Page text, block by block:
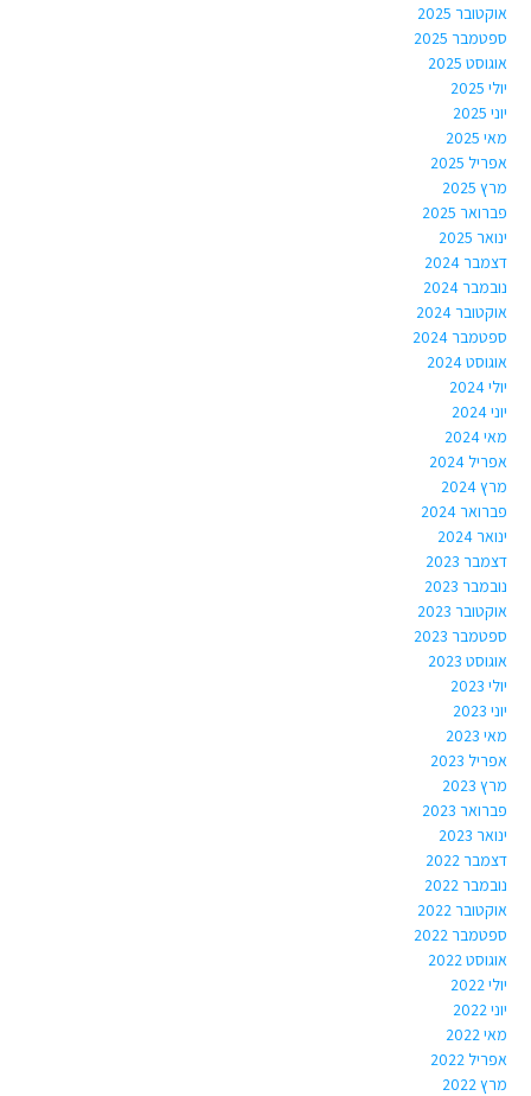
אוקטובר 2025
ספטמבר 2025
אוגוסט 2025
יולי 2025
יוני 2025
מאי 2025
אפריל 2025
מרץ 2025
פברואר 2025
ינואר 2025
דצמבר 2024
נובמבר 2024
אוקטובר 2024
ספטמבר 2024
אוגוסט 2024
יולי 2024
יוני 2024
מאי 2024
אפריל 2024
מרץ 2024
פברואר 2024
ינואר 2024
דצמבר 2023
נובמבר 2023
אוקטובר 2023
ספטמבר 2023
אוגוסט 2023
יולי 2023
יוני 2023
מאי 2023
אפריל 2023
מרץ 2023
פברואר 2023
ינואר 2023
דצמבר 2022
נובמבר 2022
אוקטובר 2022
ספטמבר 2022
אוגוסט 2022
יולי 2022
יוני 2022
מאי 2022
אפריל 2022
מרץ 2022